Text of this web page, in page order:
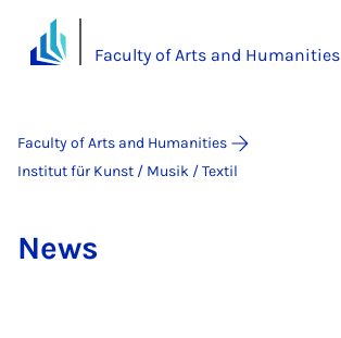
Faculty of Arts and Humanities
Faculty of Arts and Humanities
Institut für Kunst / Musik / Textil
News